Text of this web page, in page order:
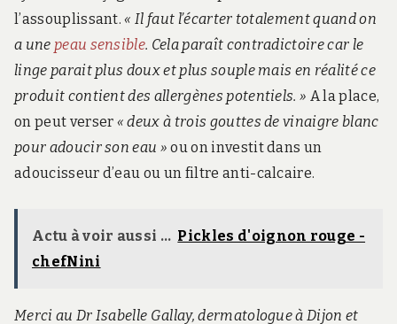
l’assouplissant.« Il faut l’écarter totalement quand on
a une peau sensible. Cela paraît contradictoire car le
linge parait plus doux et plus souple mais en réalité ce
produit contient des allergènes potentiels. » A la place,
on peut verser « deux à trois gouttes de vinaigre blanc
pour adoucir son eau » ou on investit dans un
adoucisseur d’eau ou un filtre anti-calcaire.
Actu à voir aussi ... Pickles d'oignon rouge -
chefNini
Merci au Dr Isabelle Gallay, dermatologue à Dijon et